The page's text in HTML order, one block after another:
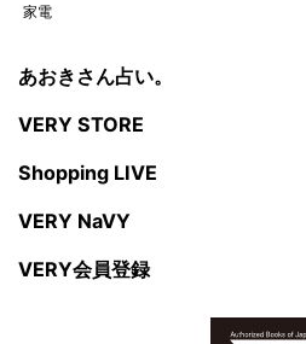
家電
あおきさん占い。
VERY STORE
Shopping LIVE
VERY NaVY
VERY会員登録